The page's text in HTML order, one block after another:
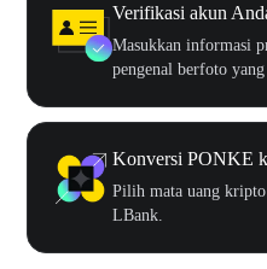
Verifikasi akun
Masukkan informasi
pengenal berfoto
Konversi PONKE
Pilih mata uang
LBank.